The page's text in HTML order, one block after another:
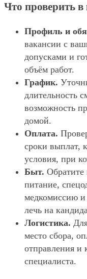
Что проверить в
Профиль и
вакансии с
допусками и
объём работ.
График.
длительность
возможность
домой.
Оплата.
сроки выплат,
условия, при
Быт.
питание,
медкомиссию и
лечь на
Логистика.
место сбора,
отправления и
специалиста.